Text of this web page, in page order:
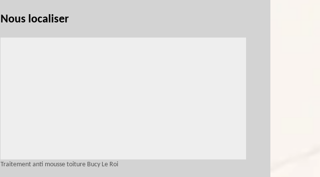
Nous localiser
Traitement anti mousse toiture Bucy Le Roi